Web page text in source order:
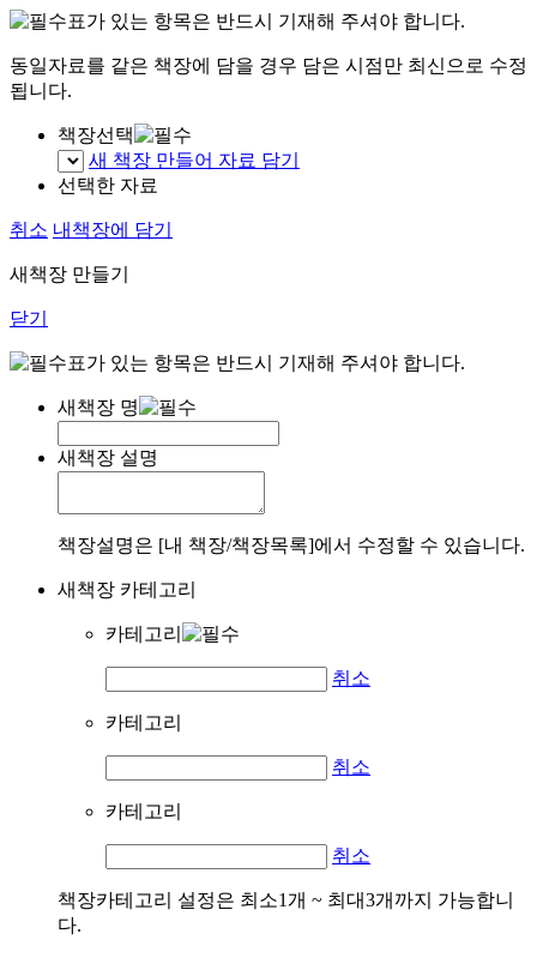
표가 있는 항목은 반드시 기재해 주셔야 합니다.
동일자료를 같은 책장에 담을 경우 담은 시점만 최신으로 수정
됩니다.
책장선택
새 책장 만들어 자료 담기
선택한 자료
취소 내책장에 담기
새책장 만들기
닫기
표가 있는 항목은 반드시 기재해 주셔야 합니다.
새책장 명
새책장 설명
책장설명은 [내 책장/책장목록]에서 수정할 수 있습니다.
새책장 카테고리
카테고리
취소
카테고리
취소
카테고리
취소
책장카테고리 설정은 최소1개 ~ 최대3개까지 가능합니
다.